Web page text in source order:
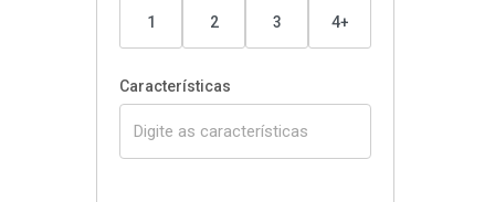
1 2 3 4+
Características